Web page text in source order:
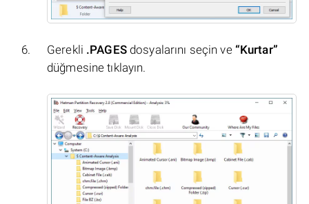
Gerekli .PAGESdosyalarını seçin ve “Kurtar”
düğmesine tıklayın.